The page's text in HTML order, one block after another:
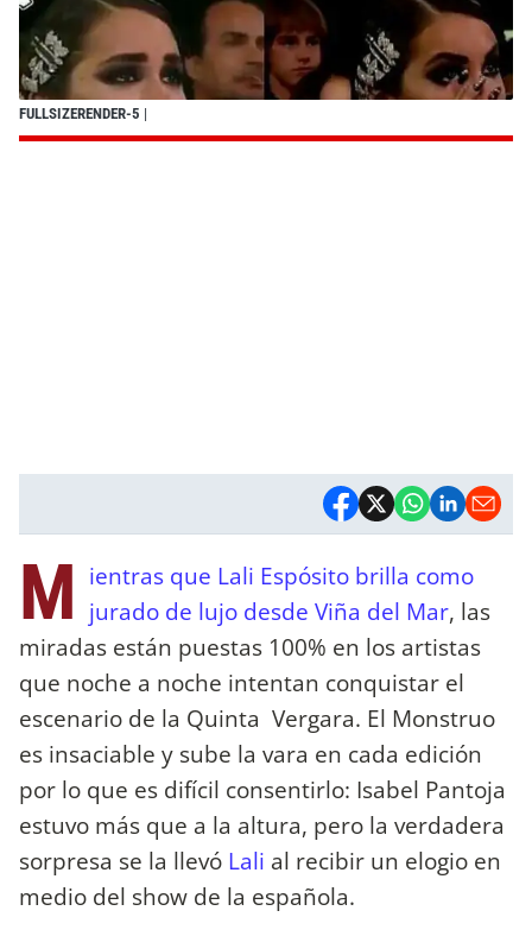
FULLSIZERENDER-5 |
M ientras que Lali Espósito brilla como
jurado de lujo desde Viña del Mar, las
miradas están puestas 100% en los artistas
que noche a noche intentan conquistar el
escenario de la Quinta Vergara. El Monstruo
es insaciable y sube la vara en cada edición
por lo que es difícil consentirlo: Isabel Pantoja
estuvo más que a la altura, pero la verdadera
sorpresa se la llevó Lali al recibir un elogio en
medio del show de la española.